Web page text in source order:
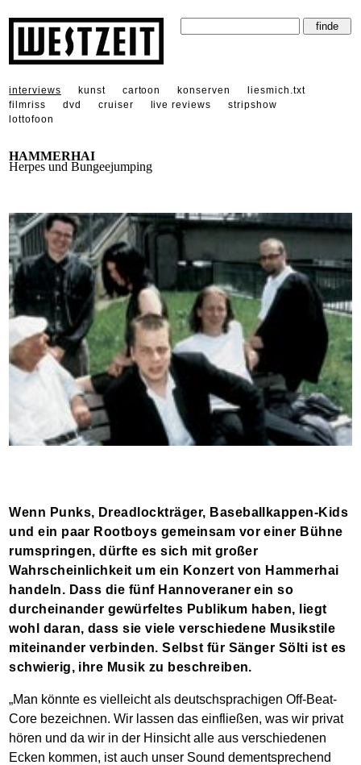
interviews kunst cartoon konserven
liesmich.txt
filmriss
dvd cruiser live reviews
stripshow
lottofoon
HAMMERHAI
Herpes und Bungeejumping
Wenn Punks, Dreadlockträger, Baseballkappen-Kids
und ein paar Rootboys gemeinsam vor einer Bühne
rumspringen, dürfte es sich mit großer
Wahrscheinlichkeit um ein Konzert von Hammerhai
handeln. Dass die fünf Hannoveraner ein so
durcheinander gewürfeltes Publikum haben, liegt
wohl daran, dass sie viele verschiedene Musikstile
miteinander verbinden. Selbst für Sänger Sölti ist es
schwierig, ihre Musik zu beschreiben.
„Man könnte es vielleicht als deutschsprachigen Off-Beat-
Core bezeichnen. Wir lassen das einfließen, was wir privat
hören und da wir in der Hinsicht alle aus verschiedenen
Ecken kommen, ist auch unser Sound dementsprechend